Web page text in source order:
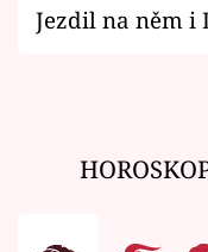
Jezdil na něm i